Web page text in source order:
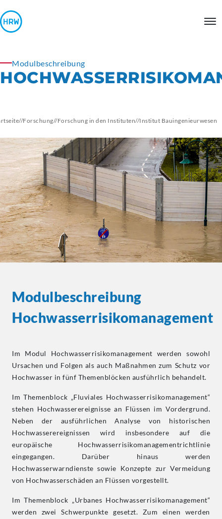
Modulbeschreibung
//Forschung//Forschung in den Instituten//Institut Bauingenieurwesen
Modulbeschreibung
Hochwasserrisikomanagement
Im Modul Hochwasserrisikomanagement werden sowohl
Ursachen und Folgen als auch Maßnahmen zum Schutz vor
Hochwasser in fünf Themenblöcken ausführlich behandelt.
Im Themenblock „Fluviales Hochwasserrisikomanagement“
stehen Hochwasserereignisse an Flüssen im Vordergrund.
Neben der ausführlichen Analyse von historischen
Hochwasserereignissen wird insbesondere auf die
europäische Hochwasserrisikomanagementrichtlinie
eingegangen. Darüber hinaus werden
Hochwasserwarndienste sowie Konzepte zur Vermeidung
von Hochwasserschäden an Flüssen vorgestellt.
Im Themenblock „Urbanes Hochwasserrisikomanagement“
werden zwei Schwerpunkte gesetzt. Zum einen werden